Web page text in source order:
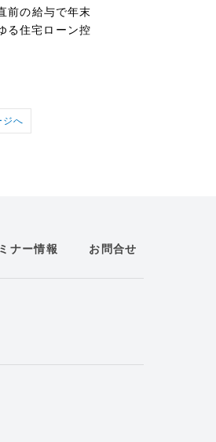
前の給与で年末
る住宅ローン控
ジへ
ナー情報 お問合せ